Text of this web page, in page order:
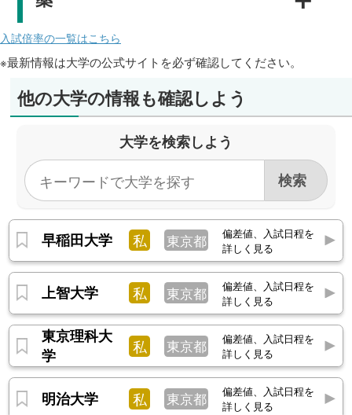
入試倍率の一覧はこちら
※最新情報は大学の公式サイトを必ず確認してください。
他の大学の情報も確認しよう
大学を検索しよう
早稲田大学 私 東京都
偏差値、入試日程を
詳しく見る
上智大学 私 東京都
偏差値、入試日程を
詳しく見る
東京理科大
学
私 東京都
偏差値、入試日程を
詳しく見る
明治大学 私 東京都
偏差値、入試日程を
詳しく見る